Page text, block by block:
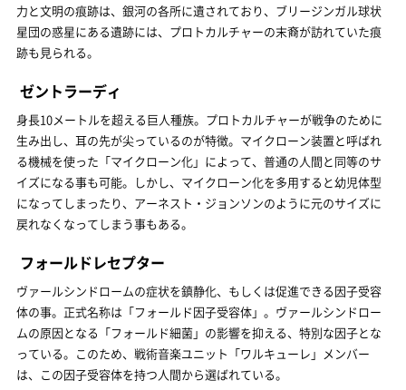
力と文明の痕跡は、銀河の各所に遺されており、ブリージンガル球状
星団の惑星にある遺跡には、プロトカルチャーの末裔が訪れていた痕
跡も見られる。
ゼントラーディ
身長10メートルを超える巨人種族。プロトカルチャーが戦争のために
生み出し、耳の先が尖っているのが特徴。マイクローン装置と呼ばれ
る機械を使った「マイクローン化」によって、普通の人間と同等のサ
イズになる事も可能。しかし、マイクローン化を多用すると幼児体型
になってしまったり、アーネスト・ジョンソンのように元のサイズに
戻れなくなってしまう事もある。
フォールドレセプター
ヴァールシンドロームの症状を鎮静化、もしくは促進できる因子受容
体の事。正式名称は「フォールド因子受容体」。ヴァールシンドロー
ムの原因となる「フォールド細菌」の影響を抑える、特別な因子とな
っている。このため、戦術音楽ユニット「ワルキューレ」メンバー
は、この因子受容体を持つ人間から選ばれている。